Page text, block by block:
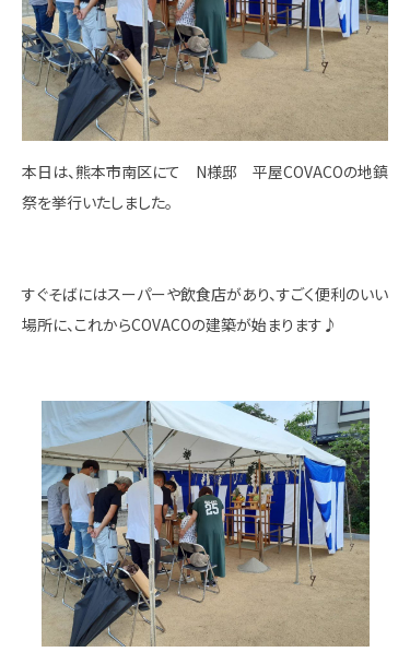
本日は、熊本市南区にて N様邸 平屋COVACOの地鎮
祭を挙行いたしました。
すぐそばにはスーパーや飲食店があり、すごく便利のいい
場所に、これからCOVACOの建築が始まります♪